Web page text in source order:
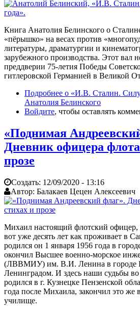
Книга Анатолия Белинского о
«пёрышко» на весах против
литературы, драматургии и
зарубежного производства. Этот вал
преддверии 75-летия Победы
гитлеровской Германией в Великой
Подробнее о «И.В. Сталин.
Анатолия Белинского
Войдите, чтобы оставлять
«Поднимая
Дневник офицера
прозе
Создать: 12/09/2020 - 13:16
Автор: Балакаев Цецен Алексеевич
Михаил настоящий флотский офицер,
вот уже десять лет как проживает в
родился он 1 января 1956 года в
окончил Высшее военно-морское
(ЛВВМИУ) им. В.И. Ленина в городе
Ленинградом. И здесь наши судьбы
родился в г. Кузнецке Пензенской
года после Михаила, закончил это же
училище.